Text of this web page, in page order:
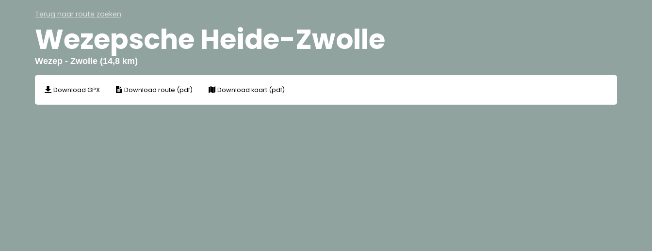
Terug naar route zoeken
Wezepsche Heide-Zwolle
Wezep - Zwolle (14,8 km)
Download GPX Download route (pdf) Download kaart (pdf)